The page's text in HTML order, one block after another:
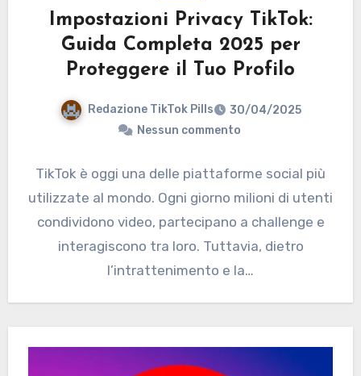
Impostazioni Privacy TikTok:
Guida Completa 2025 per
Proteggere il Tuo Profilo
Redazione TikTok Pills
30/04/2025
Nessun commento
TikTok è oggi una delle piattaforme social più
utilizzate al mondo. Ogni giorno milioni di utenti
condividono video, partecipano a challenge e
interagiscono tra loro. Tuttavia, dietro
l’intrattenimento e la…